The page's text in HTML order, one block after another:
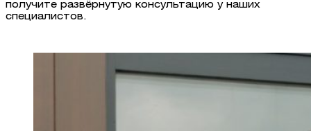
получите развёрнутую консультацию у наших
специалистов.